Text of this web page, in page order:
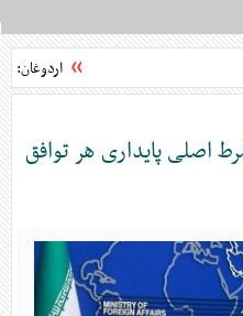
اردوغان:
اصلی پایداری هر توافق